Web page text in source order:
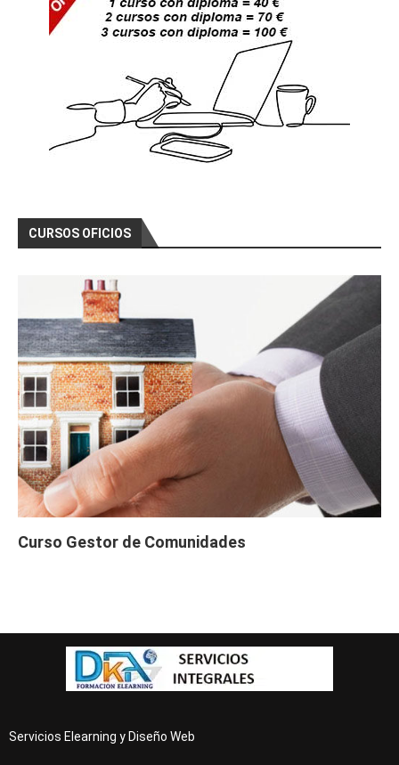
CURSOS OFICIOS
Curso Gestor de Comunidades
Servicios Elearning y Diseño Web